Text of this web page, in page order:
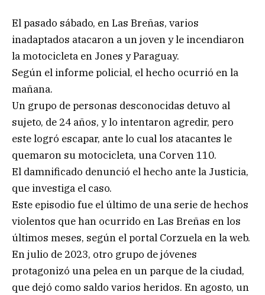
El pasado sábado, en Las Breñas, varios
inadaptados atacaron a un joven y le incendiaron
la motocicleta en Jones y Paraguay.
Según el informe policial, el hecho ocurrió en la
mañana.
Un grupo de personas desconocidas detuvo al
sujeto, de 24 años, y lo intentaron agredir, pero
este logró escapar, ante lo cual los atacantes le
quemaron su motocicleta, una Corven 110.
El damnificado denunció el hecho ante la Justicia,
que investiga el caso.
Este episodio fue el último de una serie de hechos
violentos que han ocurrido en Las Breñas en los
últimos meses, según el portal Corzuela en la web.
En julio de 2023, otro grupo de jóvenes
protagonizó una pelea en un parque de la ciudad,
que dejó como saldo varios heridos. En agosto, un